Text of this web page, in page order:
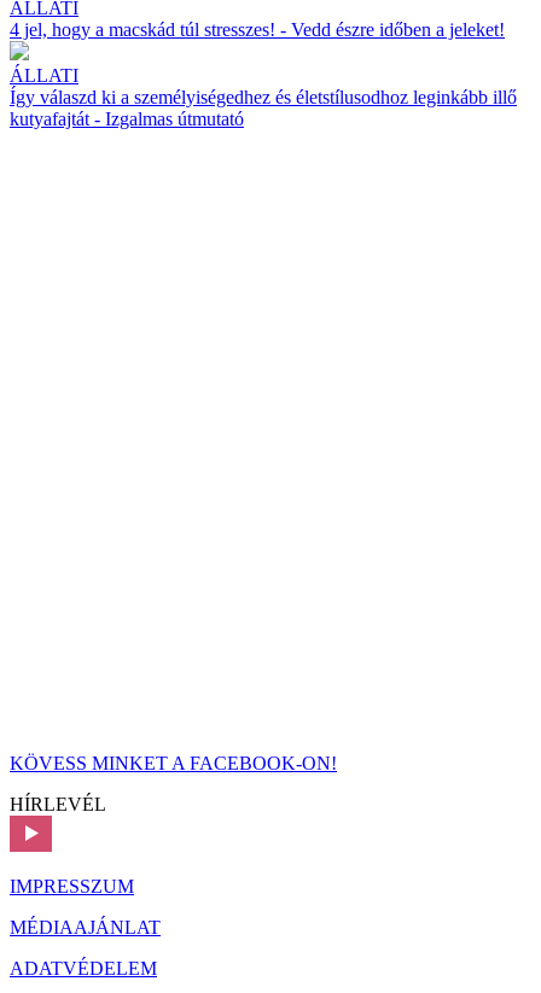
ÁLLATI
4 jel, hogy a macskád túl stresszes! - Vedd észre időben a jeleket!
ÁLLATI
Így válaszd ki a személyiségedhez és életstílusodhoz leginkább illő
kutyafajtát - Izgalmas útmutató
KÖVESS MINKET A FACEBOOK-ON!
HÍRLEVÉL
IMPRESSZUM
MÉDIAAJÁNLAT
ADATVÉDELEM